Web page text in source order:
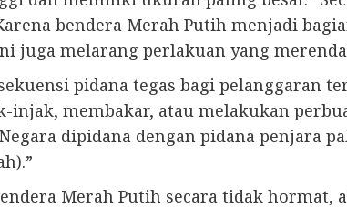
bendera Merah Putih menjadi
juga melarang perlakuan yang
pidana tegas bagi pelanggaran
injak, membakar, atau melakukan
dipidana dengan pidana penjara
Merah Putih secara tidak hormat,